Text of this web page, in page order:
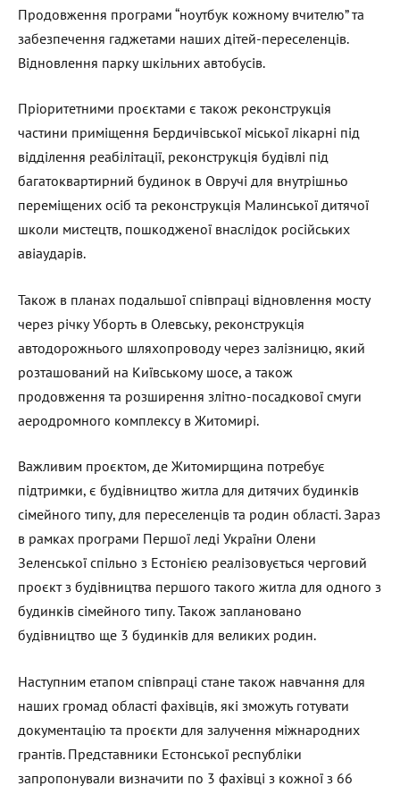
Продовження програми “ноутбук кожному вчителю” та
забезпечення гаджетами наших дітей-переселенців.
Відновлення парку шкільних автобусів.
Пріоритетними проєктами є також реконструкція
частини приміщення Бердичівської міської лікарні під
відділення реабілітації, реконструкція будівлі під
багатоквартирний будинок в Овручі для внутрішньо
переміщених осіб та реконструкція Малинської дитячої
школи мистецтв, пошкодженої внаслідок російських
авіаударів.
Також в планах подальшої співпраці відновлення мосту
через річку Уборть в Олевську, реконструкція
автодорожнього шляхопроводу через залізницю, який
розташований на Київському шосе, а також
продовження та розширення злітно-посадкової смуги
аеродромного комплексу в Житомирі.
Важливим проєктом, де Житомирщина потребує
підтримки, є будівництво житла для дитячих будинків
сімейного типу, для переселенців та родин області. Зараз
в рамках програми Першої леді України Олени
Зеленської спільно з Естонією реалізовується черговий
проєкт з будівництва першого такого житла для одного з
будинків сімейного типу. Також заплановано
будівництво ще 3 будинків для великих родин.
Наступним етапом співпраці стане також навчання для
наших громад області фахівців, які зможуть готувати
документацію та проєкти для залучення міжнародних
грантів. Представники Естонської республіки
запропонували визначити по 3 фахівці з кожної з 66